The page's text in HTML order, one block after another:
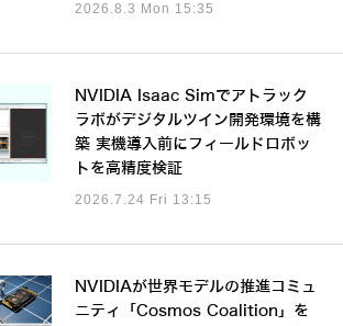
2026.8.3 Mon 15:35
NVIDIA Isaac Simでアトラック
ラボがデジタルツイン開発環境を構
築 実機導入前にフィールドロボッ
トを高精度検証
2026.7.24 Fri 13:15
NVIDIAが世界モデルの推進コミュ
ニティ「Cosmos Coalition」を